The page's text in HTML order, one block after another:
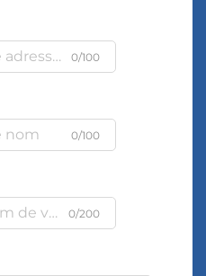
0/100
0/100
0/200